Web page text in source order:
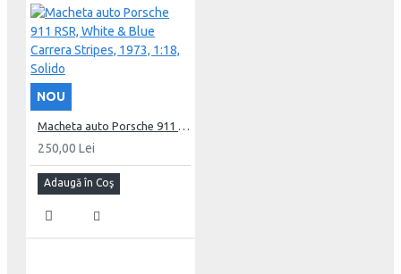
NOU
250,00 Lei
Adaugă în Coş